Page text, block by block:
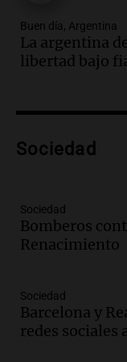
Una mañana
Episodios
Audio.La
contrato
Episodios
Una mañana
Episodios
Vargas en
Una mañana
Episodios
Buen día, Argentina
La argentina
libertad bajo
Sociedad
Sociedad
Bomberos
Renacimiento
Sociedad
Barcelona y
redes sociales